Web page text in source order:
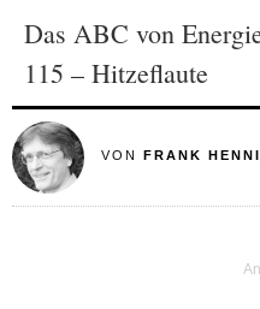
Das ABC von
115 – Hitzeflaute
VON FRANK